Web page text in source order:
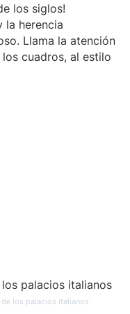
los siglos!
la herencia
Llama la atención
cuadros, al estilo
los palacios italianos